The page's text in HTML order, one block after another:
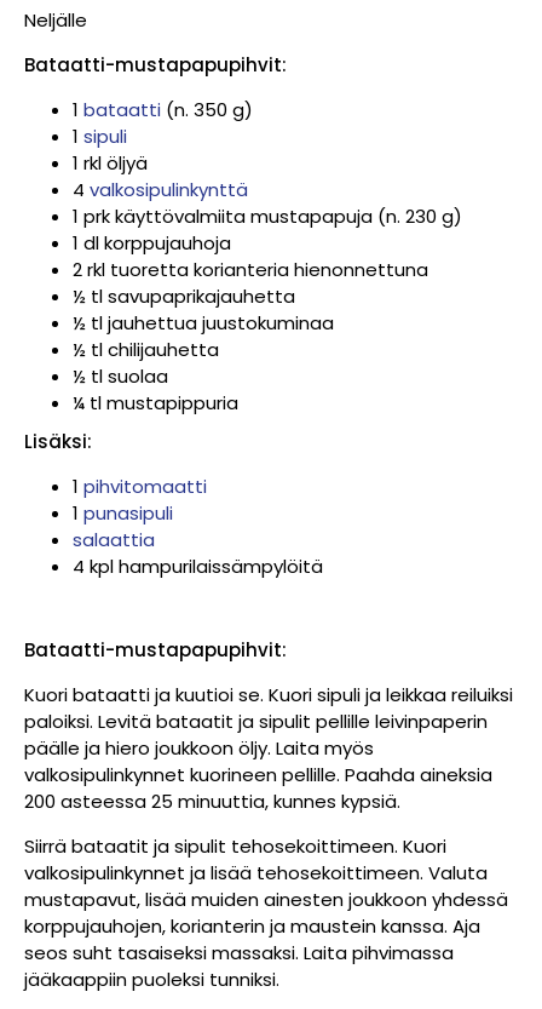
Neljälle
Bataatti-mustapapupihvit:
1 bataatti (n. 350 g)
1 sipuli
1 rkl öljyä
4 valkosipulinkynttä
1 prk käyttövalmiita mustapapuja (n. 230 g)
1 dl korppujauhoja
2 rkl tuoretta korianteria hienonnettuna
½ tl savupaprikajauhetta
½ tl jauhettua juustokuminaa
½ tl chilijauhetta
½ tl suolaa
¼ tl mustapippuria
Lisäksi:
1 pihvitomaatti
1 punasipuli
salaattia
4 kpl hampurilaissämpylöitä
Bataatti-mustapapupihvit:
Kuori bataatti ja kuutioi se. Kuori sipuli ja leikkaa reiluiksi
paloiksi. Levitä bataatit ja sipulit pellille leivinpaperin
päälle ja hiero joukkoon öljy. Laita myös
valkosipulinkynnet kuorineen pellille. Paahda aineksia
200 asteessa 25 minuuttia, kunnes kypsiä.
Siirrä bataatit ja sipulit tehosekoittimeen. Kuori
valkosipulinkynnet ja lisää tehosekoittimeen. Valuta
mustapavut, lisää muiden ainesten joukkoon yhdessä
korppujauhojen, korianterin ja maustein kanssa. Aja
seos suht tasaiseksi massaksi. Laita pihvimassa
jääkaappiin puoleksi tunniksi.